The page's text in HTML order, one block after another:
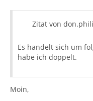
Zitat von
Es handelt sich um
habe ich doppelt.
Moin,